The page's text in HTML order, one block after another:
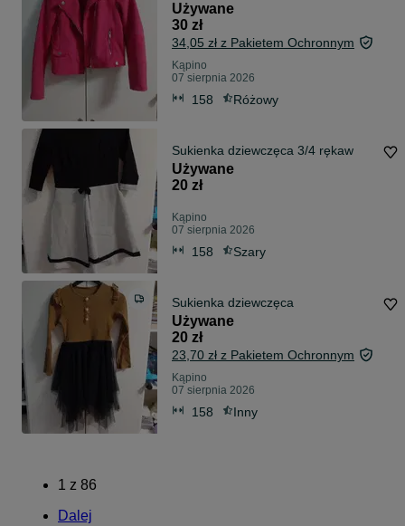
Używane
30 zł
34,05 zł z Pakietem Ochronnym
Kąpino
07 sierpnia 2026
158 Różowy
Sukienka dziewczęca 3/4 rękaw
Używane
20 zł
Kąpino
07 sierpnia 2026
158 Szary
Sukienka dziewczęca
Używane
20 zł
23,70 zł z Pakietem Ochronnym
Kąpino
07 sierpnia 2026
158 Inny
1 z 86
Dalej